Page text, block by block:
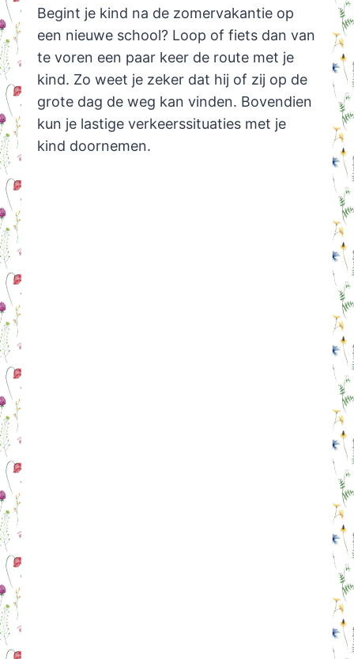
Begint je kind na de zomervakantie op
een nieuwe school? Loop of fiets dan van
te voren een paar keer de route met je
kind. Zo weet je zeker dat hij of zij op de
grote dag de weg kan vinden. Bovendien
kun je lastige verkeerssituaties met je
kind doornemen.